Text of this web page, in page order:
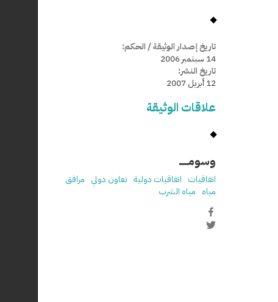
تاريخ إصدار الوثيقة / الحكم:
14 سبتمبر 2006
تاريخ النشر:
12 أبريل 2007
علاقات الوثيقة
وسومـــــ
اتفاقيات اتفاقيات دولية تعاون دولي مرافق
مياه مياه الشرب